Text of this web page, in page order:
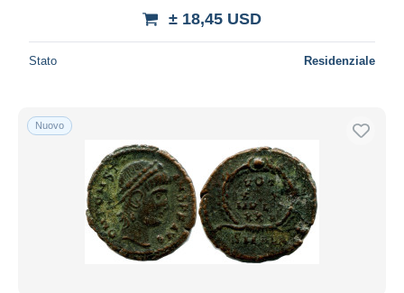
± 18,45 USD
Stato Residenziale
Nuovo